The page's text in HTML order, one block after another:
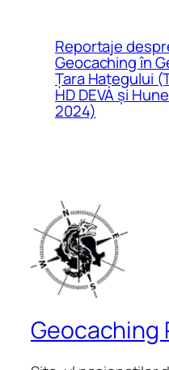
Reportaje
Geocaching în
Țara Hațegului
HD DEVA și
2024)
Geocaching